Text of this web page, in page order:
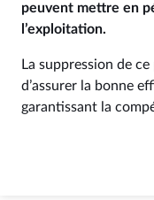
peuvent mettre en
l’exploitation.
La suppression de
d’assurer la bonne
garantissant la